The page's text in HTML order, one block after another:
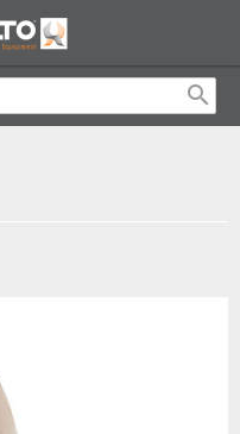
search